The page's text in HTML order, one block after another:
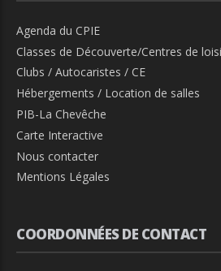
Agenda du CPIE
Classes de Découverte/Centres de
Clubs / Autocaristes / CE
Hébergements / Location de salles
PIB-La Chevêche
Carte Interactive
Nous contacter
Mentions Légales
COORDONNÉES DE CONTACT